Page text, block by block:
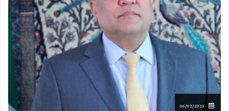
06/02/2025